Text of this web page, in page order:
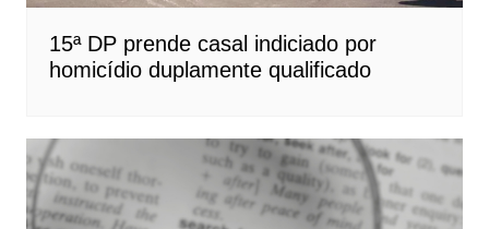
15ª DP prende casal indiciado por
homicídio duplamente qualificado